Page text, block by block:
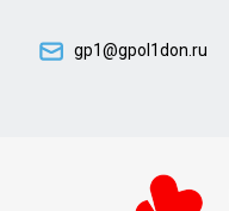
gp1@gpol1don.ru